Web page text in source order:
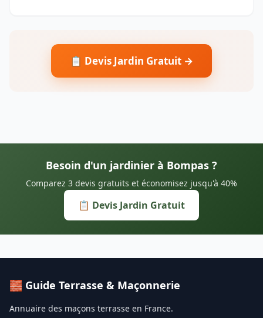
📋 Devis Jardin Gratuit →
Besoin d'un jardinier à Bompas ?
Comparez 3 devis gratuits et économisez jusqu'à 40%
📋 Devis Jardin Gratuit
🧱 Guide Terrasse & Maçonnerie
Annuaire des maçons terrasse en France.